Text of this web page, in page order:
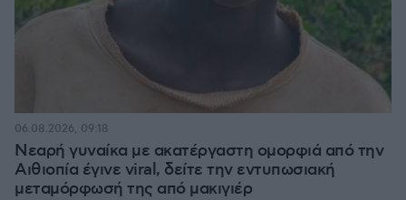
Νεαρή γυναίκα με ακατέργαστη ομορφιά από την
Αιθιοπία έγινε viral, δείτε την εντυπωσιακή
μεταμόρφωσή της από μακιγιέρ
06.08.2026, 09:18